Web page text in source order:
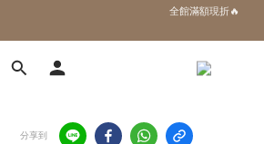
✨加入會員 即領100購物金🎫
✨加入會員 即領100購物金🎫
分享到